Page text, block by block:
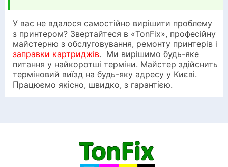
У вас не вдалося самостійно вирішити проблему
з принтером? Звертайтеся в «TonFix», професійну
майстерню з обслуговування, ремонту принтерів і
заправки картриджів. Ми вирішимо будь-яке
питання у найкоротші терміни. Майстер здійснить
терміновий виїзд на будь-яку адресу у Києві.
Працюємо якісно, швидко, з гарантією.